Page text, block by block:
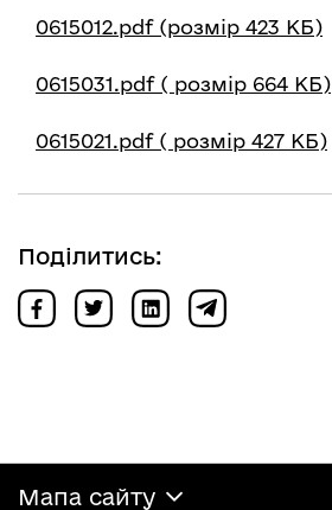
0615012.pdf (розмір 423 КБ)
0615031.pdf ( розмір 664 КБ)
0615021.pdf ( розмір 427 КБ)
Поділитись:
Мапа сайту